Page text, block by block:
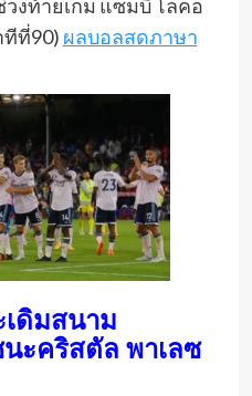
งท้ายเกม แซมบิ โลคอ
ทีที่90) ผลบอลสดภาษา
ดิมสนาม
ะคริสตัล พาเลซ